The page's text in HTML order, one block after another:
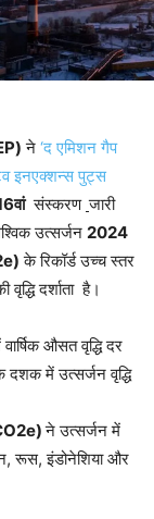
ने ‘द एमिशन गैप
इनएक्शन्स पुट्स
संस्करण जारी
उत्सर्जन 2024
के रिकॉर्ड उच्च स्तर
वृद्धि दर्शाता है।
औसत वृद्धि दर
में उत्सर्जन वृद्धि
ने उत्सर्जन में
रूस, इंडोनेशिया और